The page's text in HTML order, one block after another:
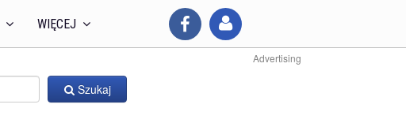
WIĘCEJ
Advertising
Szukaj